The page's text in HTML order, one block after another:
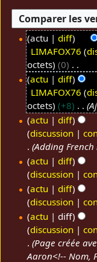
actu diff
LIMAFOX76
octets
0
A
u
c
u
n
é
s
u
m
é
d
e
s
actu diff
LIMAFOX76
octets
+8
actu diff
discussion
Adding French
actu
diff
discussion
A
u
c
u
r
actu diff
discussion
A
u
u
actu diff
discussion
Page créée
Aaron<!-- Nom,